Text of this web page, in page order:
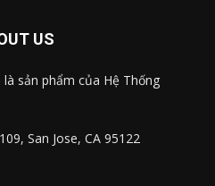
US
là sản phẩm của Hệ Thống
San Jose, CA 95122